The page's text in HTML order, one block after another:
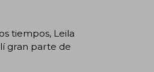
tiempos, Leila
gran parte de